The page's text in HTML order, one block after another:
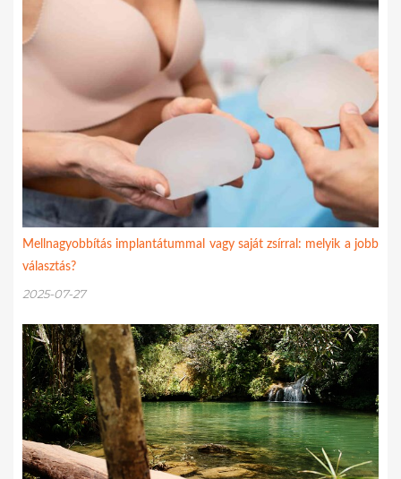
Mellnagyobbítás implantátummal vagy saját zsírral: melyik a jobb
választás?
2025-07-27